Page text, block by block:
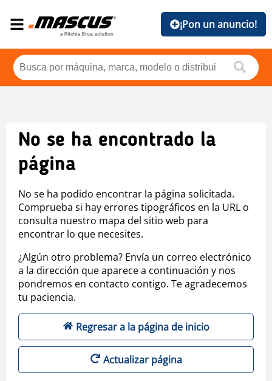
¡Pon un anuncio!
No se ha encontrado la
página
No se ha podido encontrar la página solicitada.
Comprueba si hay errores tipográficos en la URL o
consulta nuestro mapa del sitio web para
encontrar lo que necesites.
¿Algún otro problema? Envía un correo electrónico
a la dirección que aparece a continuación y nos
pondremos en contacto contigo. Te agradecemos
tu paciencia.
Regresar a la página de inicio
Actualizar página